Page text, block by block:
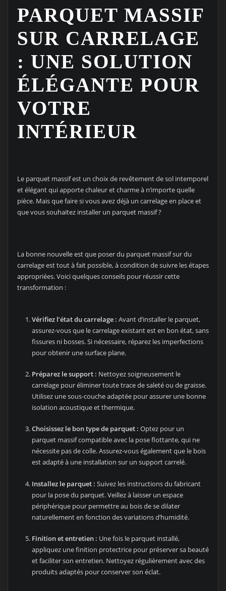
PARQUET MASSIF
SUR CARRELAGE
: UNE SOLUTION
ÉLÉGANTE POUR
VOTRE
INTÉRIEUR
Le parquet massif est un choix de revêtement de sol intemporel
et élégant qui apporte chaleur et charme à n’importe quelle
pièce. Mais que faire si vous avez déjà un carrelage en place et
que vous souhaitez installer un parquet massif ?
La bonne nouvelle est que poser du parquet massif sur du
carrelage est tout à fait possible, à condition de suivre les étapes
appropriées. Voici quelques conseils pour réussir cette
transformation :
Vérifiez l’état du carrelage : Avant d’installer le parquet,
assurez-vous que le carrelage existant est en bon état, sans
fissures ni bosses. Si nécessaire, réparez les imperfections
pour obtenir une surface plane.
Préparez le support : Nettoyez soigneusement le
carrelage pour éliminer toute trace de saleté ou de graisse.
Utilisez une sous-couche adaptée pour assurer une bonne
isolation acoustique et thermique.
Choisissez le bon type de parquet : Optez pour un
parquet massif compatible avec la pose flottante, qui ne
nécessite pas de colle. Assurez-vous également que le bois
est adapté à une installation sur un support carrelé.
Installez le parquet : Suivez les instructions du fabricant
pour la pose du parquet. Veillez à laisser un espace
périphérique pour permettre au bois de se dilater
naturellement en fonction des variations d’humidité.
Finition et entretien : Une fois le parquet installé,
appliquez une finition protectrice pour préserver sa beauté
et faciliter son entretien. Nettoyez régulièrement avec des
produits adaptés pour conserver son éclat.